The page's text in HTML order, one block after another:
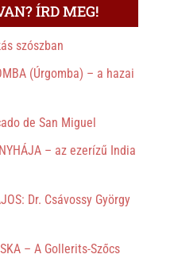
ÍRD MEG!
szószban
(Úrgomba) – a hazai
de San Miguel
– az ezerízű India
Dr. Csávossy György
– A Gollerits-Szőcs